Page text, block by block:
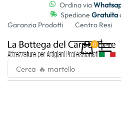
Ordina via
Spedione Gratuita
Garanzia Prodotti
Centro Resi
0
Cerca 🔥 martello